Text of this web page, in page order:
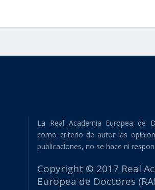
La Real Academia Europea de
como criterio de autor las
publicaciones, no se hace ni
Copyright © 2017 Real
Europea de Doctores